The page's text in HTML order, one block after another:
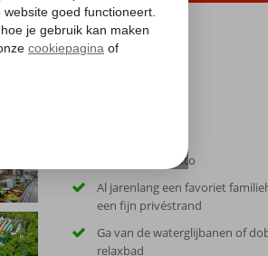
Inclusief huurauto
Al jarenlang een favoriet
een fijn privéstrand
Ga van de waterglijbanen of
relaxbad